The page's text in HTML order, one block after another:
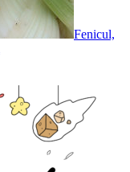
Fenicul,